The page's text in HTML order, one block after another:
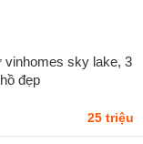
vinhomes sky lake, 3
đẹp
25 triệu